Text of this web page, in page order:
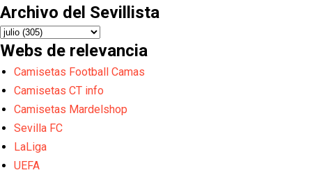
Archivo del Sevillista
Webs de relevancia
Camisetas Football Camas
Camisetas CT info
Camisetas Mardelshop
Sevilla FC
LaLiga
UEFA